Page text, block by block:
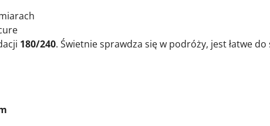
180/240. Świetnie sprawdza się w podróży, jest łatwe